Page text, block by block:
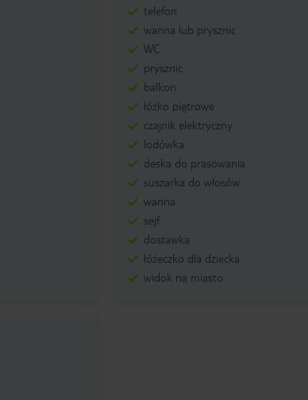
telefon
wanna lub prysznic
WC
prysznic
balkon
łóżko piętrowe
czajnik elektryczny
lodówka
deska do prasowania
suszarka do włosów
wanna
sejf
dostawka
łóżeczko dla dziecka
widok na miasto